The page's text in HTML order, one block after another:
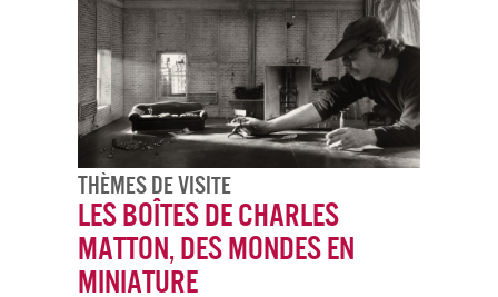
Thèmes De Visite
Les boîtes de Charles
Matton, des mondes en
miniature